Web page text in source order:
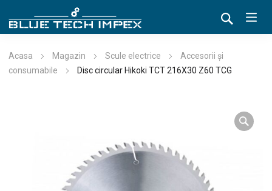
Acasa Magazin Scule electrice
Accesorii și
consumabile
Disc circular Hikoki TCT 216X30 Z60 TCG